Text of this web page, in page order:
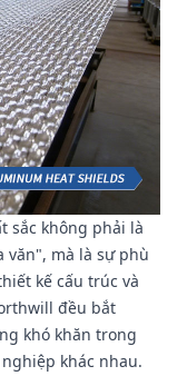
sắc không phải là
văn", mà là sự phù
kế cấu trúc và
đều bắt
khó khăn trong
khác nhau.